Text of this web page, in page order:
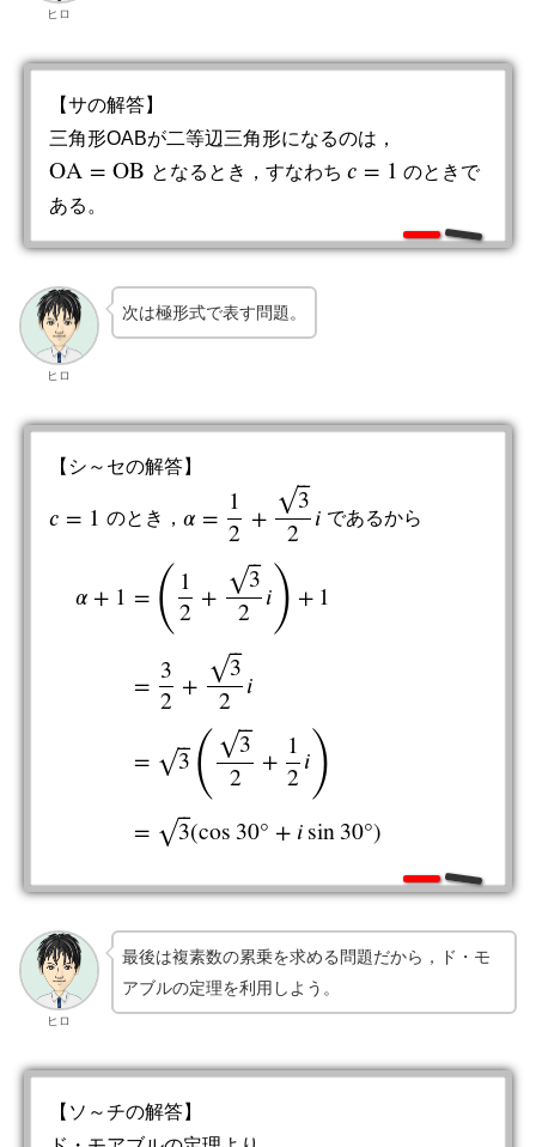
ヒロ
【サの解答】
三角形OABが二等辺三角形になるのは，
OA = OB
OA= OB となるとき，すなわち 𝑐 = 1
c=1
のときで
ある。
ヒロ
次は極形式で表す問題。
【シ～セの解答】
𝑐 = 1
c =1 のとき， 𝛼 = 1
2 + 3
⎯⎯
√
2
𝑖
α=12 +3 2i であるから
𝛼 + 1 = ( 1
2 + 3
⎯⎯
√
2
𝑖 ) + 1
= 3
2 + 3
⎯⎯
√
2
𝑖
= 3
⎯⎯
√ ( 3
⎯⎯
√
2
+ 1
2
𝑖 )
= 3
⎯⎯
√ (cos 30° + 𝑖sin30°)
)+ +3
ヒロ
最後は複素数の累乗を求める問題だから，ド・モ
アブルの定理を利用しよう。
【ソ～チの解答】